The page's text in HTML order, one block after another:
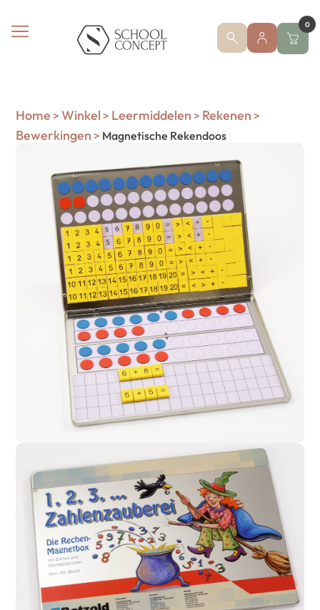
0
Home > Winkel > Leermiddelen > Rekenen >
Bewerkingen > Magnetische Rekendoos